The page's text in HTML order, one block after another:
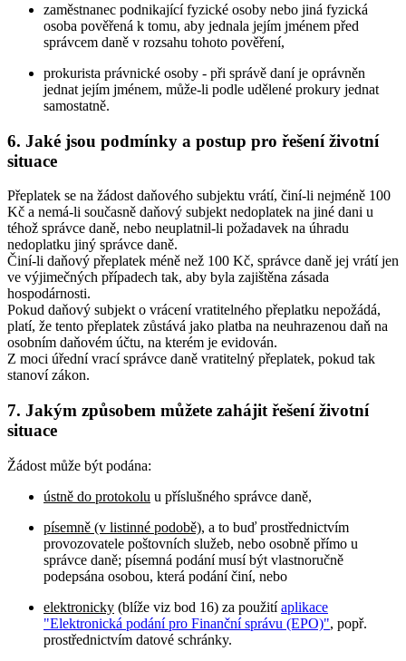
zaměstnanec podnikající fyzické osoby nebo jiná fyzická
osoba pověřená k tomu, aby jednala jejím jménem před
správcem daně v rozsahu tohoto pověření,
prokurista právnické osoby - při správě daní je oprávněn
jednat jejím jménem, může-li podle udělené prokury jednat
samostatně.
6. Jaké jsou podmínky a postup pro řešení životní
situace
Přeplatek se na žádost daňového subjektu vrátí, činí-li nejméně 100
Kč a nemá-li současně daňový subjekt nedoplatek na jiné dani u
téhož správce daně, nebo neuplatnil-li požadavek na úhradu
nedoplatku jiný správce daně.
Činí-li daňový přeplatek méně než 100 Kč, správce daně jej vrátí jen
ve výjimečných případech tak, aby byla zajištěna zásada
hospodárnosti.
Pokud daňový subjekt o vrácení vratitelného přeplatku nepožádá,
platí, že tento přeplatek zůstává jako platba na neuhrazenou daň na
osobním daňovém účtu, na kterém je evidován.
Z moci úřední vrací správce daně vratitelný přeplatek, pokud tak
stanoví zákon.
7. Jakým způsobem můžete zahájit řešení životní
situace
Žádost může být podána:
ústně do protokolu u příslušného správce daně,
písemně (v listinné podobě), a to buď prostřednictvím
provozovatele poštovních služeb, nebo osobně přímo u
správce daně; písemná podání musí být vlastnoručně
podepsána osobou, která podání činí, nebo
elektronicky (blíže viz bod 16) za použitíaplikace
"Elektronická podání pro Finanční správu (EPO)", popř.
prostřednictvím datové schránky.